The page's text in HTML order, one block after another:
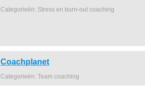
Categorieën: Stress en burn-out coaching
Coachplanet
Categorieën: Team coaching